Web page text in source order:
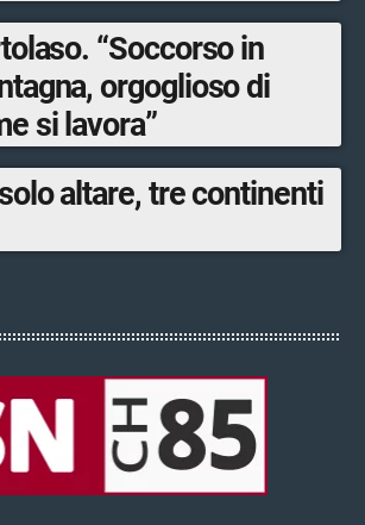
“Soccorso in
orgoglioso di
si lavora”
altare, tre continenti